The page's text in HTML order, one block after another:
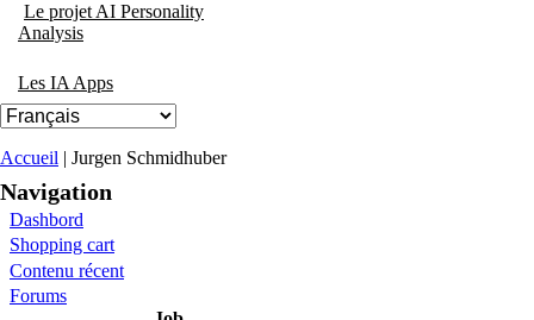
Le projet AI Personality
Analysis
Les IA Apps
Vous êtes ici
Accueil | Jurgen Schmidhuber
Navigation
Dashbord
Shopping cart
Contenu récent
Forums